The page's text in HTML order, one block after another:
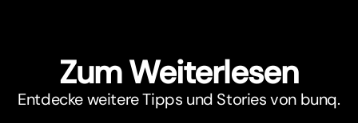
Zum Weiterlesen
Entdecke weitere Tipps und Stories von bunq.